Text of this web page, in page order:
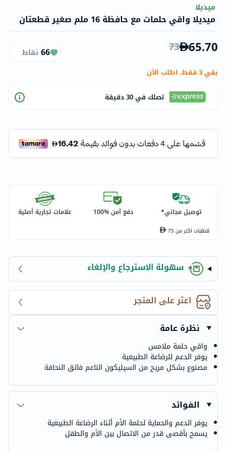
ميديلا
ميديلا واقي حلمات مع حافظة 16 ملم صغير قطعتان
65.70
73
66 نقاط
بقي 3 فقط، اطلب الآن
تصلك في 30 دقيقة
توصيل مجاني* دفع آمن %100 علامات تجارية أصلية
للطلبات اكتر من75
سهولة الاسترجاع والإلغاء
اعثر على المتجر
نظرة عامة
واقي حلمة ملامس
يوفر الدعم للرضاعة الطبيعية
مصنوع بشكل مريح من السيليكون الناعم فائق النحافة
الفوائد
يوفر الدعم والحماية لحلمة الأم أثناء الرضاعة الطبيعية
يسمح بأقصى قدر من الاتصال بين الأم والطفل